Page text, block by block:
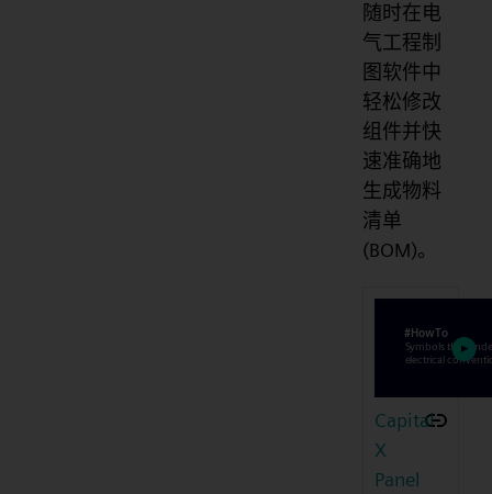
随时在电
气工程制
图软件中
轻松修改
组件并快
速准确地
生成物料
清单
(BOM)。
Capital
X
Panel